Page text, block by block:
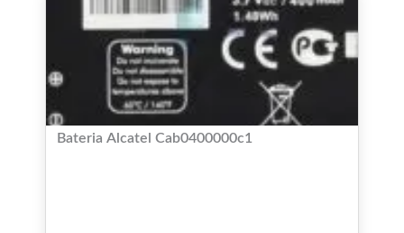
Bateria Alcatel Cab0400000c1